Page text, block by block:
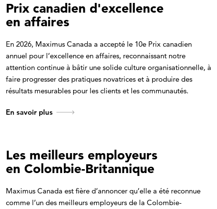
Prix canadien d'excellence
en affaires
En 2026, Maximus Canada a accepté le 10e Prix canadien
annuel pour l’excellence en affaires, reconnaissant notre
attention continue à bâtir une solide culture organisationnelle, à
faire progresser des pratiques novatrices et à produire des
résultats mesurables pour les clients et les communautés.
En savoir plus
Les meilleurs employeurs
en Colombie-Britannique
Maximus Canada est fière d’annoncer qu’elle a été reconnue
comme l’un des meilleurs employeurs de la Colombie-